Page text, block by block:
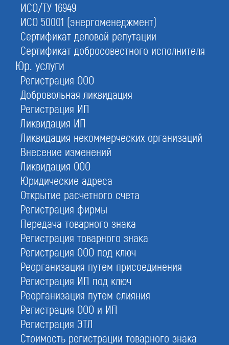
ИСО/ТУ 16949
ИСО 50001 (энергоменеджмент)
Сертификат деловой репутации
Сертификат добросовестного исполнителя
Юр. услуги
Регистрация ООО
Добровольная ликвидация
Регистрация ИП
Ликвидация ИП
Ликвидация некоммерческих организаций
Внесение изменений
Ликвидация ООО
Юридические адреса
Открытие расчетного счета
Регистрация фирмы
Передача товарного знака
Регистрация товарного знака
Регистрация ООО под ключ
Реорганизация путем присоединения
Регистрация ИП под ключ
Реорганизация путем слияния
Регистрация ООО и ИП
Регистрация ЭТЛ
Стоимость регистрации товарного знака
Возникли вопросы или Вы решили
сделать заказ? - Позвоните нашим
коллегам напрямую, либо напишите
им в WhatsApp или Telegram.
Скачать прайс-лист
Ирина
Якина
эксперт
с опытом 7 лет
+7 965 65 83 222
СРО
Услуги